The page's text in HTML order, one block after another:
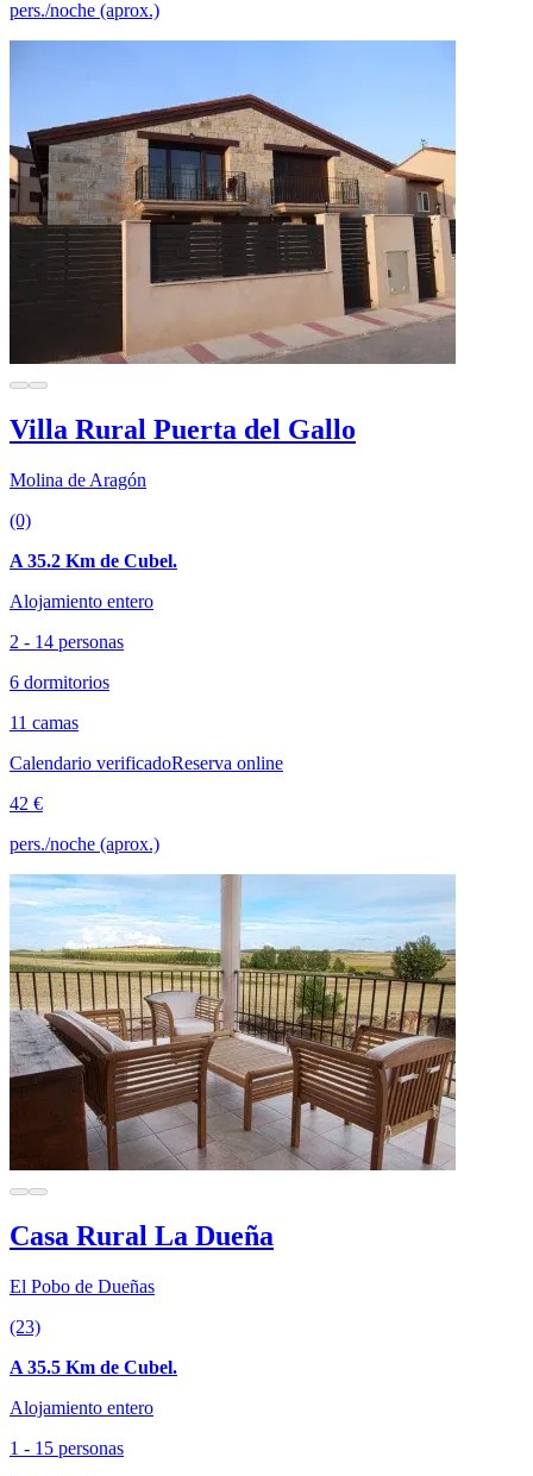
pers./noche (aprox.)
Villa Rural Puerta del Gallo
Molina de Aragón
(0)
A 35.2 Km de Cubel.
Alojamiento entero
2 - 14 personas
6 dormitorios
11 camas
Calendario verificadoReserva online
42 €
pers./noche (aprox.)
Casa Rural La Dueña
El Pobo de Dueñas
(23)
A 35.5 Km de Cubel.
Alojamiento entero
1 - 15 personas